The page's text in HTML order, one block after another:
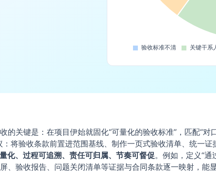
的关键是：在项目伊始就固化“可量化的验收标准”，匹配“对
将验收条款前置进范围基线、制作一页式验收清单、统一证
化、过程可追溯、责任可归属、节奏可督促。例如，定义“
、验收报告、问题关闭清单等证据与合同条款逐一映射，能